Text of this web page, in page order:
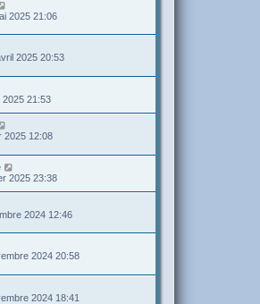
2025 21:06
2025 20:53
21:53
2025 12:08
2025 23:38
2024 12:46
2024 20:58
2024 18:41